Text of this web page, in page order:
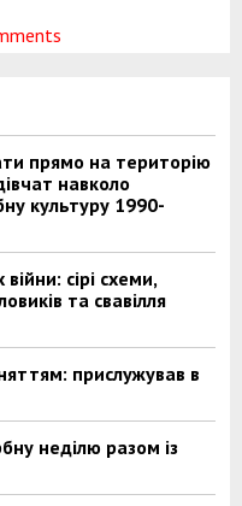
прямо на територію
навколо
культуру 1990-
сірі схеми,
та свавілля
прислужував в
неділю разом із